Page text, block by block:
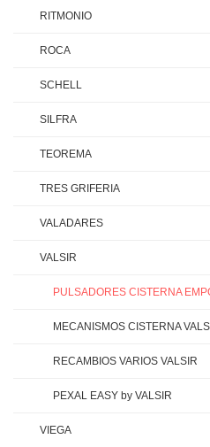
RITMONIO
ROCA
SCHELL
SILFRA
TEOREMA
TRES GRIFERIA
VALADARES
VALSIR
PULSADORES CISTERNA
MECANISMOS CISTERNA
RECAMBIOS VARIOS VALSIR
PEXAL EASY by VALSIR
VIEGA